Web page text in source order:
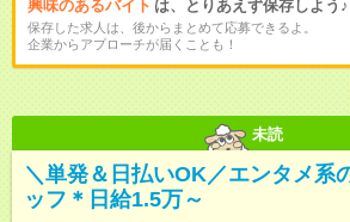
興味のあるバイト は、とりあえず保存しよう♪
保存した求人は、後からまとめて応募できるよ。
企業からアプローチが届くことも！
未読
＼単発＆日払いOK／エンタメ系
ッフ＊日給1.5万～